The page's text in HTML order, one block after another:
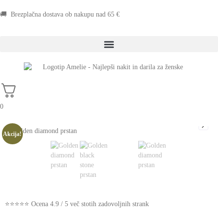
🚚 Brezplačna dostava ob nakupu nad 65 €
0
Akcija!
⭐⭐⭐⭐⭐ Ocena 4.9 / 5 več stotih zadovoljnih strank